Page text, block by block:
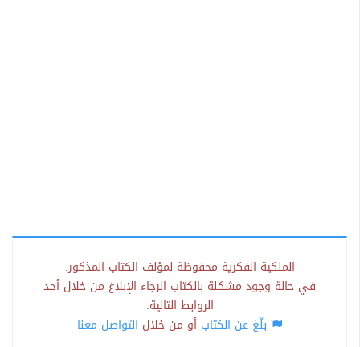
الملكية الفكرية محفوظة لمؤلف الكتاب المذكور.
في حالة وجود مشكلة بالكتاب الرجاء الإبلاغ من خلال أحد
الروابط التالية:
بلّغ عن الكتاب أو من خلال التواصل معنا